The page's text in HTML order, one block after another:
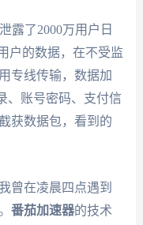
露了2000万用户日
户的数据，在不受监
专线传输，数据加
、账号密码、支付信
获数据包，看到的
曾在凌晨四点遇到
番茄加速器的技术